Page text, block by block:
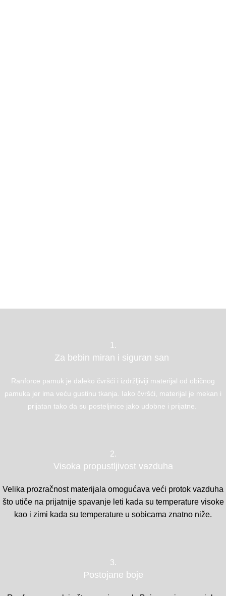
1.
Za bebin miran i siguran san
Ranforce pamuk je daleko čvršći i izdržljiviji materijal od običnog
pamuka jer ima veću gustinu tkanja. Iako čvršći, materijal je mekan i
prijatan tako da su posteljinice jako udobne i prijatne.
2.
Visoka propustljivost vazduha
Velika prozračnost materijala omogućava veći protok vazduha
što utiče na prijatnije spavanje leti kada su temperature visoke
kao i zimi kada su temperature u sobicama znatno niže.
3.
Postojane boje